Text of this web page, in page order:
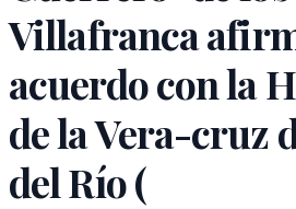
Villafranca
acuerdo con la
de la Vera-cruz
del Río (